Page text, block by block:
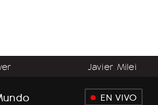
Javier Milei
EN VIVO